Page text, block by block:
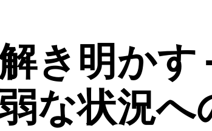
き明か
な状況